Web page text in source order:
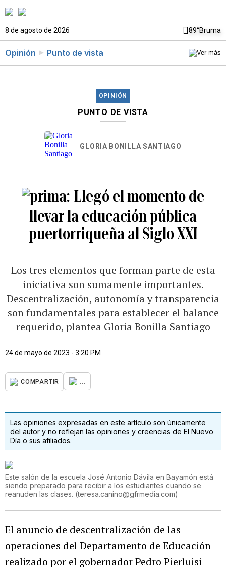
8 de agosto de 2026 89°Bruma
Opinión Punto de vista
OPINIÓN
PUNTO DE VISTA
GLORIA BONILLA SANTIAGO
Llegó el momento de
llevar la educación pública
puertorriqueña al Siglo XXI
Los tres elementos que forman parte de esta
iniciativa son sumamente importantes.
Descentralización, autonomía y transparencia
son fundamentales para establecer el balance
requerido, plantea Gloria Bonilla Santiago
24 de mayo de 2023 - 3:20 PM
COMPARTIR ...
Las opiniones expresadas en este artículo son únicamente
del autor y no reflejan las opiniones y creencias de El Nuevo
Día o sus afiliados.
Este salón de la escuela José Antonio Dávila en Bayamón está
siendo preparado para recibir a los estudiantes cuando se
reanuden las clases. (teresa.canino@gfrmedia.com)
El anuncio de descentralización de las
operaciones del Departamento de Educación
realizado por el gobernador Pedro Pierluisi